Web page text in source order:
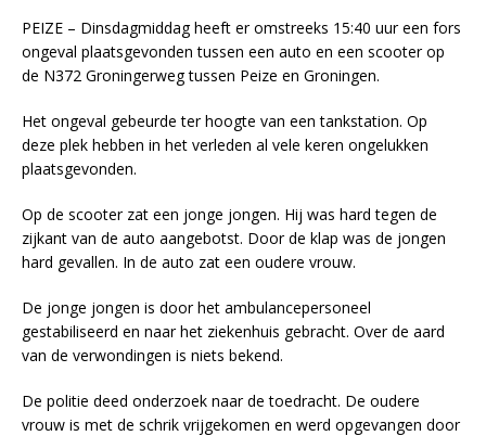
PEIZE – Dinsdagmiddag heeft er omstreeks 15:40 uur een fors
ongeval plaatsgevonden tussen een auto en een scooter op
de N372 Groningerweg tussen Peize en Groningen.
Het ongeval gebeurde ter hoogte van een tankstation. Op
deze plek hebben in het verleden al vele keren ongelukken
plaatsgevonden.
Op de scooter zat een jonge jongen. Hij was hard tegen de
zijkant van de auto aangebotst. Door de klap was de jongen
hard gevallen. In de auto zat een oudere vrouw.
De jonge jongen is door het ambulancepersoneel
gestabiliseerd en naar het ziekenhuis gebracht. Over de aard
van de verwondingen is niets bekend.
De politie deed onderzoek naar de toedracht. De oudere
vrouw is met de schrik vrijgekomen en werd opgevangen door